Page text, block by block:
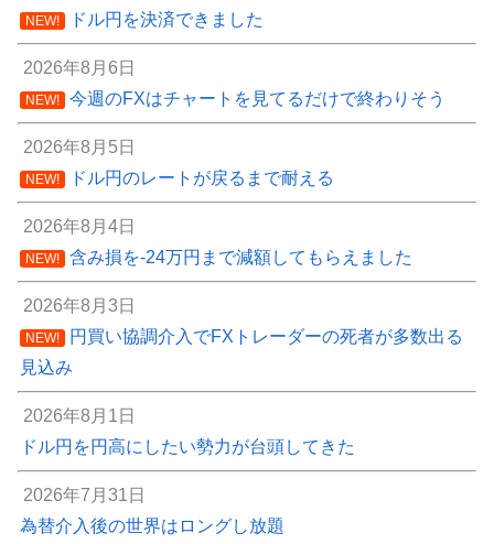
NEW! ドル円を決済できました
2026年8月6日
NEW! 今週のFXはチャートを見てるだけで終わりそう
2026年8月5日
NEW! ドル円のレートが戻るまで耐える
2026年8月4日
NEW! 含み損を-24万円まで減額してもらえました
2026年8月3日
NEW!
円買い協調介入でFXトレーダーの死者が多数出る
見込み
2026年8月1日
ドル円を円高にしたい勢力が台頭してきた
2026年7月31日
為替介入後の世界はロングし放題